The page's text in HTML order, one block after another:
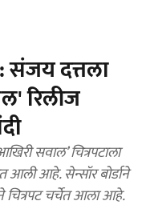
दत्तला
रिलीज
सवाल’ चित्रपटाला
आली आहे. सेन्सॉर बोर्डाने
चित्रपट चर्चेत आला आहे.